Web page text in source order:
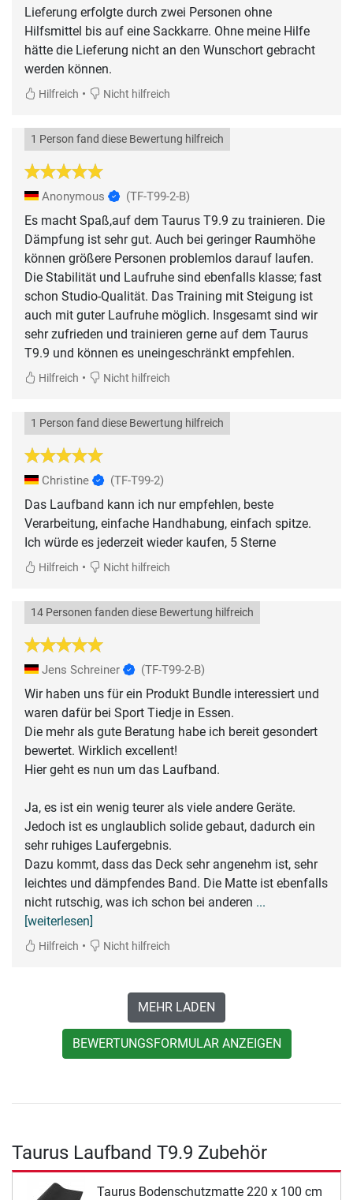
Lieferung erfolgte durch zwei Personen ohne
Hilfsmittel bis auf eine Sackkarre. Ohne meine Hilfe
hätte die Lieferung nicht an den Wunschort gebracht
werden können.
Hilfreich • Nicht hilfreich
1 Person fand diese Bewertung hilfreich
Anonymous (TF-T99-2-B)
Es macht Spaß,auf dem Taurus T9.9 zu trainieren. Die
Dämpfung ist sehr gut. Auch bei geringer Raumhöhe
können größere Personen problemlos darauf laufen.
Die Stabilität und Laufruhe sind ebenfalls klasse; fast
schon Studio-Qualität. Das Training mit Steigung ist
auch mit guter Laufruhe möglich. Insgesamt sind wir
sehr zufrieden und trainieren gerne auf dem Taurus
T9.9 und können es uneingeschränkt empfehlen.
Hilfreich • Nicht hilfreich
1 Person fand diese Bewertung hilfreich
Christine (TF-T99-2)
Das Laufband kann ich nur empfehlen, beste
Verarbeitung, einfache Handhabung, einfach spitze.
Ich würde es jederzeit wieder kaufen, 5 Sterne
Hilfreich • Nicht hilfreich
14 Personen fanden diese Bewertung hilfreich
Jens Schreiner (TF-T99-2-B)
Wir haben uns für ein Produkt Bundle interessiert und
waren dafür bei Sport Tiedje in Essen.
Die mehr als gute Beratung habe ich bereit gesondert
bewertet. Wirklich excellent!
Hier geht es nun um das Laufband.
Ja, es ist ein wenig teurer als viele andere Geräte.
Jedoch ist es unglaublich solide gebaut, dadurch ein
sehr ruhiges Laufergebnis.
Dazu kommt, dass das Deck sehr angenehm ist, sehr
leichtes und dämpfendes Band. Die Matte ist ebenfalls
nicht rutschig, was ich schon bei anderen ...
[weiterlesen]
Hilfreich • Nicht hilfreich
MEHR LADEN
BEWERTUNGSFORMULAR ANZEIGEN
Taurus Laufband T9.9 Zubehör
Taurus Bodenschutzmatte 220 x 100 cm